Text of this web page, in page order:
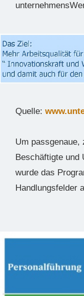
Quelle:
Um passgenaue,
Beschäftigte und
wurde das
Handlungsfelder